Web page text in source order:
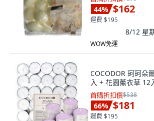
44% $162
運費 $195
8/12 星
WOW免運
COCODOR 珂珂朵
入 + 花園薰衣草 12
首購折扣價$538
66% $181
運費 $195